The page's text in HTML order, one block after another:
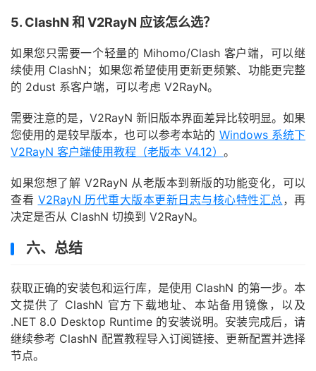
5. ClashN 和 V2RayN 应该怎么选？
如果您只需要一个轻量的 Mihomo/Clash 客户端，可以继
续使用 ClashN；如果您希望使用更新更频繁、功能更完整
的 2dust 系客户端，可以考虑 V2RayN。
需要注意的是，V2RayN 新旧版本界面差异比较明显。如果
您使用的是较早版本，也可以参考本站的 Windows 系统下
V2RayN 客户端使用教程（老版本 V4.12） 。
如果您想了解 V2RayN 从老版本到新版的功能变化，可以
查看 V2RayN 历代重大版本更新日志与核心特性汇总 ，再
决定是否从 ClashN 切换到 V2RayN。
六、总结
获取正确的安装包和运行库，是使用 ClashN 的第一步。本
文提供了 ClashN 官方下载地址、本站备用镜像，以及
.NET 8.0 Desktop Runtime 的安装说明。安装完成后，请
继续参考 ClashN 配置教程导入订阅链接、更新配置并选择
节点。